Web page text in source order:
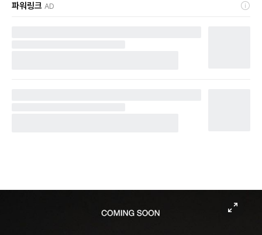
파워링크 AD